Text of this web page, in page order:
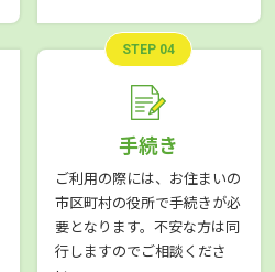
STEP 04
手続き
ご利用の際には、お住まいの
市区町村の役所で手続きが必
要となります。不安な方は同
行しますのでご相談くださ